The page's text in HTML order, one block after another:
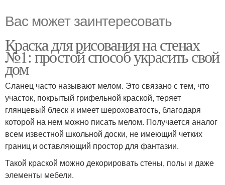
Вас может заинтересовать
Краска для рисования на стенах
№1: простой способ украсить свой
дом
Сланец часто называют мелом. Это связано с тем, что
участок, покрытый грифельной краской, теряет
глянцевый блеск и имеет шероховатость, благодаря
которой на нем можно писать мелом. Получается аналог
всем известной школьной доски, не имеющий четких
границ и оставляющий простор для фантазии.
Такой краской можно декорировать стены, полы и даже
элементы мебели.